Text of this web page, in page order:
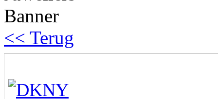
<< Terug